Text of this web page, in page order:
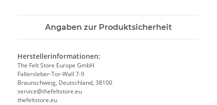
Angaben zur Produktsicherheit
Herstellerinformationen:
The Felt Store Europe GmbH
Fallersleber-Tor-Wall 7-9
Braunschweig, Deutschland, 38100
service@thefeltstore.eu
thefeltstore.eu